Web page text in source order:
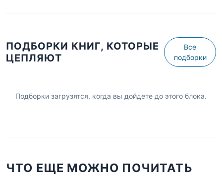
ПОДБОРКИ КНИГ, КОТОРЫЕ
ЦЕПЛЯЮТ
Все
подборки
Подборки загрузятся, когда вы дойдете до этого блока.
ЧТО ЕЩЕ МОЖНО ПОЧИТАТЬ